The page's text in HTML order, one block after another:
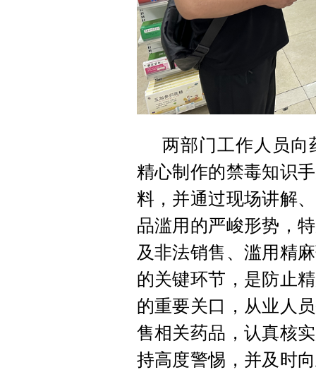
两部门工作人员向
精心制作的禁毒知识
料，并通过现场讲解
品滥用的严峻形势，
及非法销售、滥用精
的关键环节，是防止
的重要关口，从业人
售相关药品，认真核
持高度警惕，并及时